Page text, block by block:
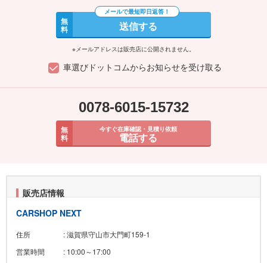
無
料 送信する
※メールアドレスは販売店に公開されません。
車選びドットコムからお知らせを受け取る
0078-6015-15732
無
料
今すぐ在庫確認・見積り依頼
電話する
販売店情報
CARSHOP NEXT
住所
: 滋賀県守山市大門町159‐1
営業時間
: 10:00～17:00